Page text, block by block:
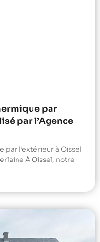
par
par l’Agence
par l’extérieur à Oissel
À Oissel, notre